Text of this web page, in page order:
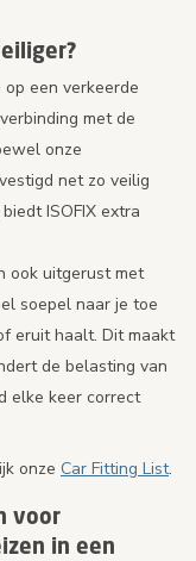
een verkeerde
met de
onze
net zo veilig
ISOFIX extra
ook uitgerust met
soepel naar je toe
eruit haalt. Dit maakt
de belasting van
elke keer correct
onze Car Fitting List.
voor
in een